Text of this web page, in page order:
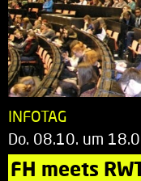
INFOTAG
Do. 08.10. um
FH meets